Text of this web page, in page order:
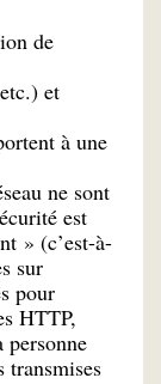
de
et
à une
ne sont
est
» (c’est-à-
sur
pour
HTTP,
personne
transmises